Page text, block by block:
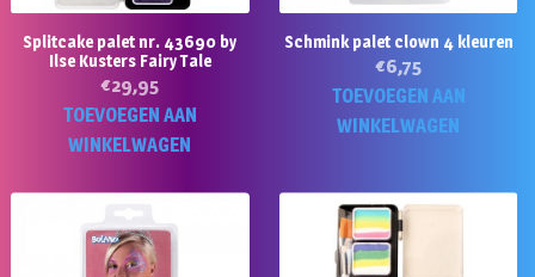
Splitcake palet nr. 43690 by
Ilse Kusters Fairy Tale
€29,95
TOEVOEGEN AAN
WINKELWAGEN
Schmink palet clown 4 kleuren
€6,75
TOEVOEGEN AAN
WINKELWAGEN